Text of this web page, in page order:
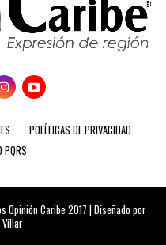
POLÍTICAS DE PRIVACIDAD
PQRS
Caribe 2017 | Diseñado por
Villar